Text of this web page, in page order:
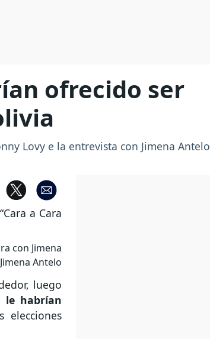
ofrecido ser
Lovy e la entrevista con Jimena Antelo
con Jimena
Antelo
luego
le habrían
elecciones